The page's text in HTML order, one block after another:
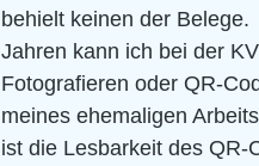
behielt keinen der
Jahren kann ich bei der
Fotografieren oder QR-
meines ehemaligen
ist die Lesbarkeit des QR-